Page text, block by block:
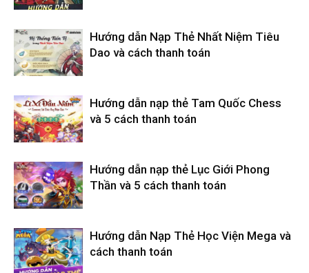
Hướng dẫn Nạp Thẻ Nhất Niệm Tiêu
Dao và cách thanh toán
Hướng dẫn nạp thẻ Tam Quốc Chess
và 5 cách thanh toán
Hướng dẫn nạp thẻ Lục Giới Phong
Thần và 5 cách thanh toán
Hướng dẫn Nạp Thẻ Học Viện Mega và
cách thanh toán